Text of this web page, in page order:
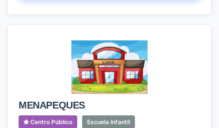
MENAPEQUES
Centro Público Escuela Infantil